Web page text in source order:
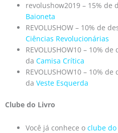
revolushow2019 – 15% de
Baioneta
REVOLUSHOW – 10% de
Ciências Revolucionárias
REVOLUSHOW10 – 10%
daCamisa Crítica
REVOLUSHOW10 – 10%
daVeste Esquerda
Clube do Livro
Você já conhece oclube do